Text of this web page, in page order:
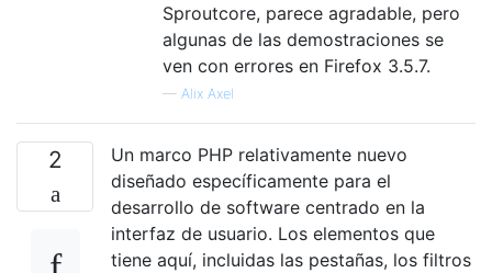
Sproutcore, parece agradable, pero
algunas de las demostraciones se
ven con errores en Firefox 3.5.7.
— Alix Axel
2
Un marco PHP relativamente nuevo
diseñado específicamente para el
desarrollo de software centrado en la
interfaz de usuario. Los elementos que
tiene aquí, incluidas las pestañas, los filtros